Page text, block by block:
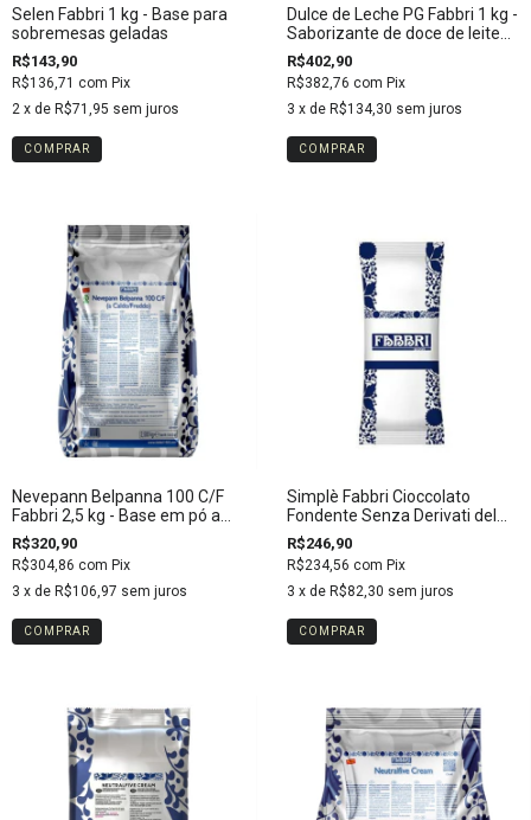
Selen Fabbri 1 kg - Base para
sobremesas geladas
R$143,90
R$136,71 com Pix
2 x de R$71,95 sem juros
Dulce de Leche PG Fabbri 1 kg -
Saborizante de doce de leite
em pó
R$402,90
R$382,76 com Pix
3 x de R$134,30 sem juros
Nevepann Belpanna 100 C/F
Fabbri 2,5 kg - Base em pó a
quente e a frio para gelatos e
sorvetes
R$320,90
R$304,86 com Pix
3 x de R$106,97 sem juros
Simplè Fabbri Cioccolato
Fondente Senza Derivati del
Latte 1,5 kg - Mistura para
gelato de chocolate vegano
R$246,90
R$234,56 com Pix
3 x de R$82,30 sem juros